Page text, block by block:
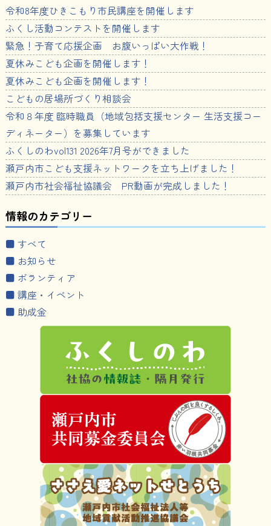
令和8年度ひきこもり市民講座を開催します
ふくし活動コンテストを開催します
緊急！子育て応援企画 お腹いっぱい大作戦！
夏休みこども企画を開催します！
夏休みこども企画を開催します！
こどもの居場所づくり相談会
令和８年度 臨時職員（地域包括支援センター 生活支援コー
ディネーター）を募集しています
ふくしのわvol131 2026年7月号ができました
瀬戸内市こども支援ネットワークを立ち上げました！
瀬戸内市社会福祉協議会 PR動画が完成しました！
情報のカテゴリー
■ すべて
■ お知らせ
■ ボランティア
■ 講座・イベント
■ 助成金